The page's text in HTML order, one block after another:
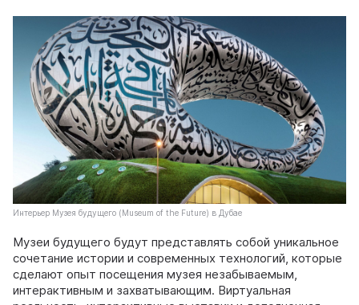
Интерьер Музея будущего (Museum of the Future) в Дубае
Музеи будущего будут представлять собой уникальное
сочетание истории и современных технологий, которые
сделают опыт посещения музея незабываемым,
интерактивным и захватывающим. Виртуальная